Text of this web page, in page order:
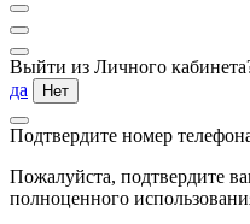
Выйти из Личного
да
Нет
Подтвердите номер
Пожалуйста, подтвердите
полноценного